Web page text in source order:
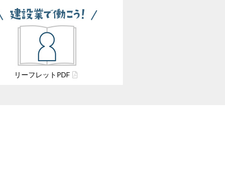
リーフレット PDF